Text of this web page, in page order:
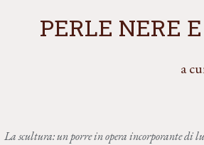
PERLE NERE
a
La scultura: un porre in opera incorporante di